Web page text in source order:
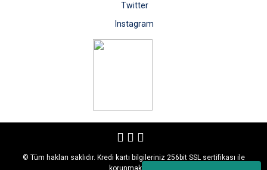
Twitter
Instagram
© Tüm hakları saklıdır. Kredi kartı bilgileriniz 256bit SSL sertifikası ile
korunmaktadır.